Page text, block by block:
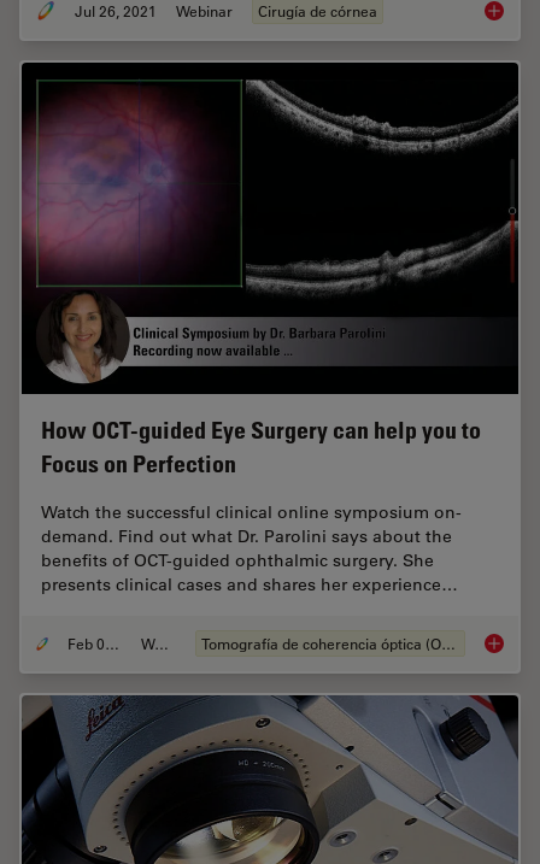
Jul 26, 2021 Webinar Cirugía de córnea Clinical
How OCT-guided Eye Surgery can help you to
Focus on Perfection
Watch the successful clinical online symposium on-
demand. Find out what Dr. Parolini says about the
benefits of OCT-guided ophthalmic surgery. She
presents clinical cases and shares her experience…
Feb 08, 2021 Webinar Tomografía de coherencia óptica (OCT, por sus siglas en inglés) How